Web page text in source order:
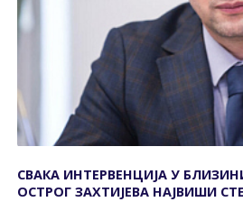
СВАКА ИНТЕРВЕНЦИЈА У
ОСТРОГ ЗАХТИЈЕВА НАЈВИШИ